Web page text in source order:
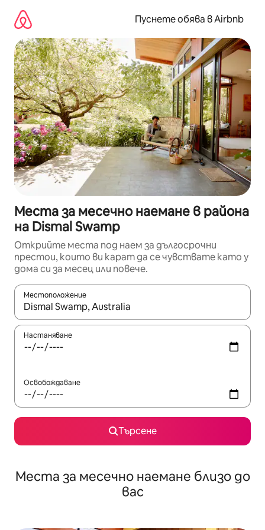
съдържанието
Пуснете обява в Airbnb
Места за месечно наемане в района
на Dismal Swamp
Открийте места под наем за дългосрочни
престои, които ви карат да се чувствате като у
дома си за месец или повече.
Местоположение
Когато резултатите се покажат, използвайте
Настаняване
Освобождаване
Търсене
Места за месечно наемане близо до
вас